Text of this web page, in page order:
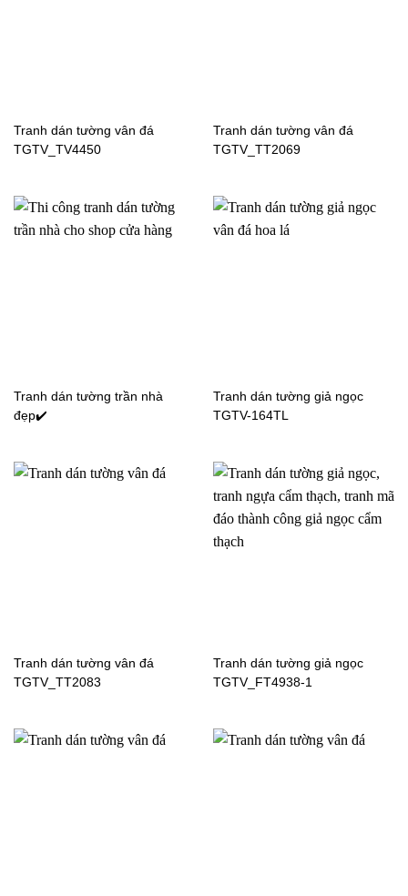
Tranh dán tường cửa sổ
Tranh dán tường cửa sổ
Tranh dán tường cửa sổ
H61121
Tranh dán tường cửa sổ
Tranh dán tường cửa sổ
Tranh dán tường vân đá
TGTV_TV4450
Tranh dán tường vân đá
TGTV_TT2069
Tranh dán tường trần nhà
đẹp✔️
Tranh dán tường giả ngọc
TGTV-164TL
Tranh dán tường vân đá
TGTV_TT2083
Tranh dán tường giả ngọc
TGTV_FT4938-1